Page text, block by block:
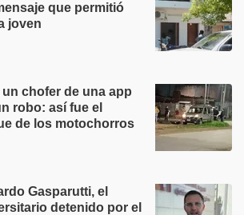
que permitió
joven
chofer de una app
robo: así fue el
de los motochorros
Gasparutti, el
detenido por el